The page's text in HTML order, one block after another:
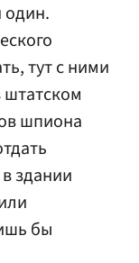
тут с ними
шпиона
здании
бы